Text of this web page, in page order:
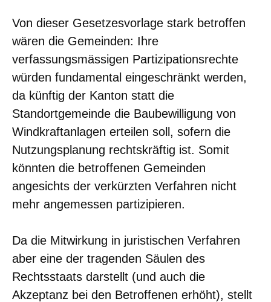
Von dieser Gesetzesvorlage stark betroffen
wären die Gemeinden: Ihre
verfassungsmässigen Partizipationsrechte
würden fundamental eingeschränkt werden,
da künftig der Kanton statt die
Standortgemeinde die Baubewilligung von
Windkraftanlagen erteilen soll, sofern die
Nutzungsplanung rechtskräftig ist. Somit
könnten die betroffenen Gemeinden
angesichts der verkürzten Verfahren nicht
mehr angemessen partizipieren.
Da die Mitwirkung in juristischen Verfahren
aber eine der tragenden Säulen des
Rechtsstaats darstellt (und auch die
Akzeptanz bei den Betroffenen erhöht), stellt